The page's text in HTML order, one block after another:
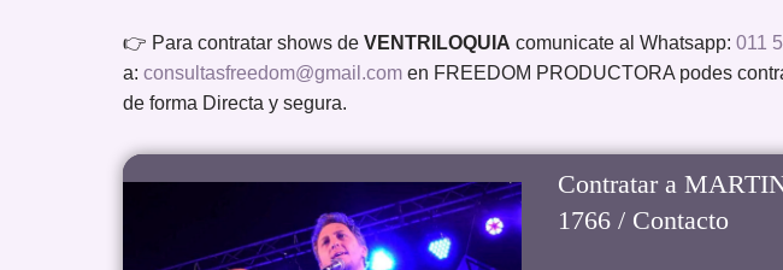
👉 Para contratar shows de VENTRILOQUIA comunicate al Whatsapp: 011
a: consultasfreedom@gmail.com en FREEDOM PRODUCTORA podes
de forma Directa y segura.
Contratar a
1766 / Contacto